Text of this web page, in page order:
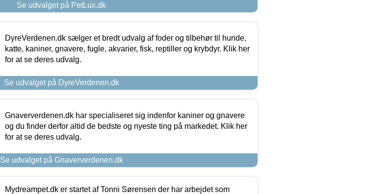
Se udvalget på PetLux.dk
DyreVerdenen.dk sælger et bredt udvalg af foder og tilbehør til hunde,
katte, kaniner, gnavere, fugle, akvarier, fisk, reptiller og krybdyr. Klik her
for at se deres udvalg.
Se udvalget på DyreVerdenen.dk
Gnaververdenen.dk har specialiseret sig indenfor kaniner og gnavere
og du finder derfor altid de bedste og nyeste ting på markedet. Klik her
for at se deres udvalg.
Se udvalget på Gnaververdenen.dk
Mydreampet.dk er startet af Tonni Sørensen der har arbejdet som